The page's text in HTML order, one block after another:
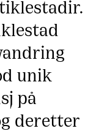
unik
på
deretter